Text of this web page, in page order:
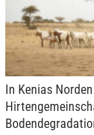
In Kenias